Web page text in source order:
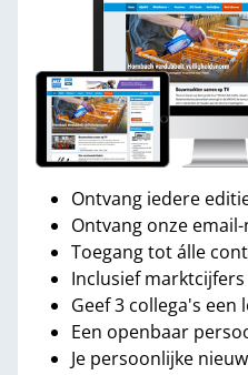
Ontvang iedere
Ontvang onze
Toegang tot álle
Inclusief
Geef 3 collega's een
Een openbaar
Je persoonlijke